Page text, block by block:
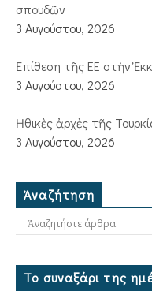
σπουδῶν
3 Αυγούστου, 2026
Ἐπίθεση τῆς ΕΕ στὴν
3 Αυγούστου, 2026
Ἠθικὲς ἀρχὲς τῆς
3 Αυγούστου, 2026
Ἀναζήτηση
Το συναξάρι της